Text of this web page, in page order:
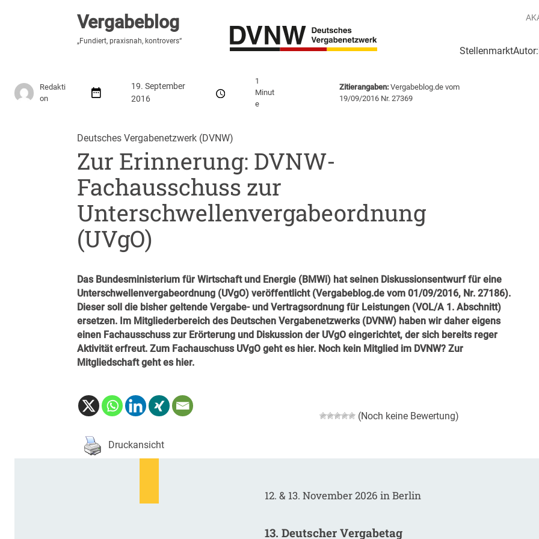
Vergabeblog
„Fundiert, praxisnah, kontrovers“
Stellenmarkt
Vergabeblog
„Fundiert, praxisnah, kontrovers“
Redakti
on
19. September
2016
1
Minut
e
Zitierangaben:Vergabeblog.de vom
19/09/2016 Nr. 27369
Deutsches Vergabenetzwerk (DVNW)
Zur Erinnerung: DVNW-
Fachausschuss zur
Unterschwellenvergabeordnung
(UVgO)
Das Bundesministerium für Wirtschaft und Energie (BMWi) hat seinen Diskussionsentwurf für eine
Unterschwellenvergabeordnung (UVgO) veröffentlicht (Vergabeblog.de vom 01/09/2016, Nr. 27186).
Dieser soll die bisher geltende Vergabe- und Vertragsordnung für Leistungen (VOL/A 1. Abschnitt)
ersetzen. Im Mitgliederbereich des Deutschen Vergabenetzwerks (DVNW) haben wir daher eigens
einen Fachausschuss zur Erörterung und Diskussion der UVgO eingerichtet, der sich bereits reger
Aktivität erfreut. Zum Fachauschuss UVgO geht es hier. Noch kein Mitglied im DVNW? Zur
Mitgliedschaft geht es hier.
(Noch keine Bewertung)
Druckansicht
12. & 13. November 2026 in Berlin
13. Deutscher Vergabetag